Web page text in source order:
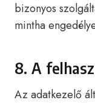
bizonyos
mintha
8. A
Az adatkezelő